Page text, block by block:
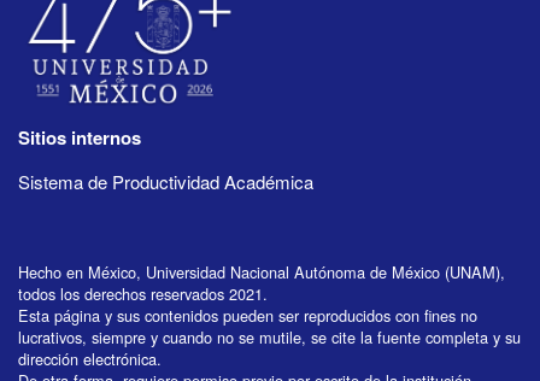
Sitios internos
Sistema de Productividad Académica
Hecho en México, Universidad Nacional Autónoma de México (UNAM),
todos los derechos reservados 2021.
Esta página y sus contenidos pueden ser reproducidos con fines no
lucrativos, siempre y cuando no se mutile, se cite la fuente completa y su
dirección electrónica.